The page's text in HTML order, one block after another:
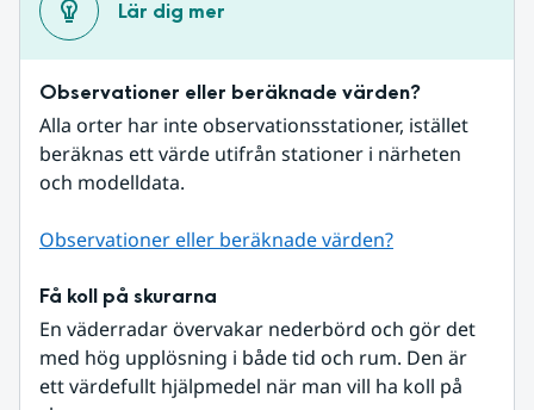
Lär dig mer
Observationer eller beräknade värden?
Alla orter har inte observationsstationer, istället
beräknas ett värde utifrån stationer i närheten
och modelldata.
Observationer eller beräknade värden?
Få koll på skurarna
En väderradar övervakar nederbörd och gör det
med hög upplösning i både tid och rum. Den är
ett värdefullt hjälpmedel när man vill ha koll på